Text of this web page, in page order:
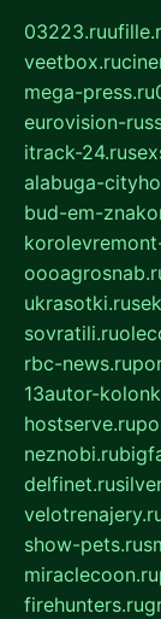
03223.ru
veetbox.ru
mega-press.ru
eurovision-
itrack-24.ru
alabuga-
bud-em-
ukrasotki.ru
sovratili.ru
rbc-news.ru
13autor-
hostserve.ru
neznobi.ru
delfinet.ru
show-pets.ru
miraclecoon.ru
firehunters.ru